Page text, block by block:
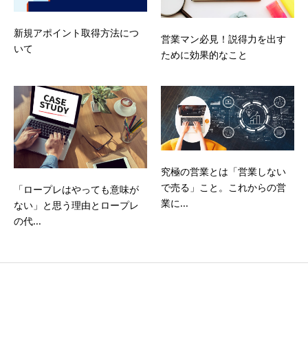
新規アポイント取得方法につ
いて
営業マン必見！説得力を出す
ために効果的なこと
「ロープレはやっても意味が
ない」と思う理由とロープレ
の代...
究極の営業とは「営業しない
で売る」こと。これからの営
業に...